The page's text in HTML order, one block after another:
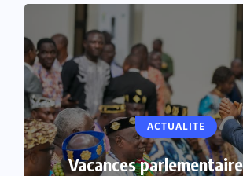
ACTUALITE
Vacances